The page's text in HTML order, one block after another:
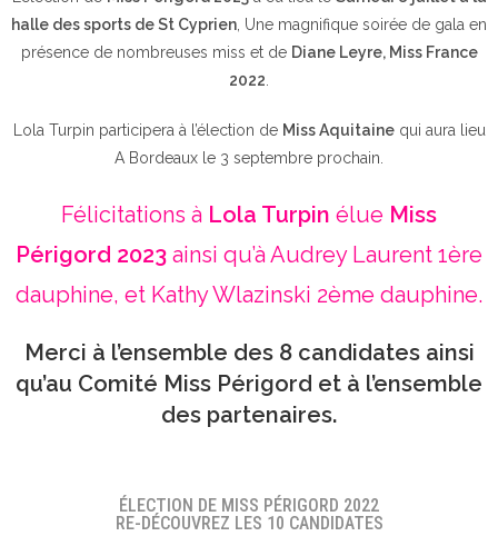
halle des sports de St Cyprien , Une magnifique soirée de gala en
présence de nombreuses miss et de Diane Leyre, Miss France
2022
Lola Turpin participera à l’élection de Miss Aquitainequi aura lieu
A Bordeaux le 3 septembre prochain.
Félicitations à Lola Turpin élue Miss
Périgord 2023 ainsi qu’à Audrey Laurent 1ère
dauphine, et Kathy Wlazinski 2ème dauphine.
Merci à l’ensemble des 8 candidates ainsi
qu’au Comité Miss Périgord et à l’ensemble
des partenaires.
ÉLECTION DE MISS PÉRIGORD 2022
RE-DÉCOUVREZ LES 10 CANDIDATES